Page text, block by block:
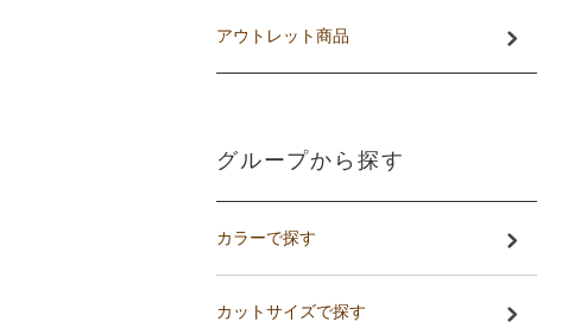
アウトレット商品
グループから探す
カラーで探す
カットサイズで探す